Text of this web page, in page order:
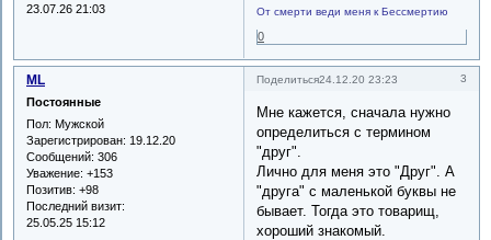
23.07.26 21:03
От смерти веди меня к Бессмертию
0
Поделиться 3
24.12.20 23:23
ML
Постоянные
Пол: Мужской
Зарегистрирован: 19.12.20
Сообщений: 306
Уважение: +153
Позитив: +98
Последний визит:
25.05.25 15:12
Мне кажется, сначала нужно
определиться с термином
"друг".
Лично для меня это "Друг". А
"другa" с маленькой буквы не
бывает. Тогда это товарищ,
хороший знакомый.